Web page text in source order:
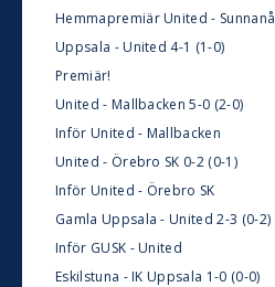
Hemmapremiär United - Sunnanå
Uppsala - United 4-1 (1-0)
Premiär!
United - Mallbacken 5-0 (2-0)
Inför United - Mallbacken
United - Örebro SK 0-2 (0-1)
Inför United - Örebro SK
Gamla Uppsala - United 2-3 (0-2)
Inför GUSK - United
Eskilstuna - IK Uppsala 1-0 (0-0)